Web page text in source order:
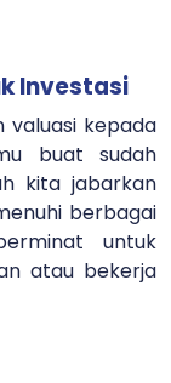
Investasi
valuasi kepada
buat sudah
kita jabarkan
berbagai
untuk
atau bekerja